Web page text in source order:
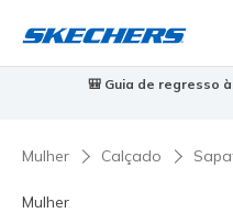
Skechers VIP: 45 dias de
Mulher Calçado
Mulher